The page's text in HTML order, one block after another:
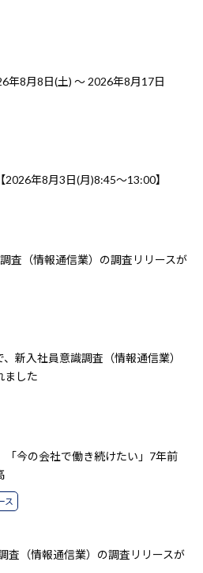
年8月8日(土) ～ 2026年8月17日
年8月3日(月)8:45～13:00】
査（情報通信業）の調査リリースが
新入社員意識調査（情報通信業）
ました
「今の会社で働き続けたい」7年前
ス
査（情報通信業）の調査リリースが